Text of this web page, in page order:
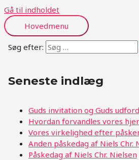
Gå til indholdet
Hovedmenu
Søg efter:
Seneste indlæg
Guds invitation og Guds
Hvordan forvandles vores
Vores virkelighed efter
Anden påskedag af Niels Chr.
Påskedag af Niels Chr. Nielsen